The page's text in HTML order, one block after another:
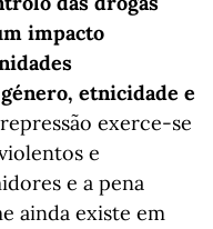
impacto
etnicidade e
exerce-se
e
e a pena
ainda existe em